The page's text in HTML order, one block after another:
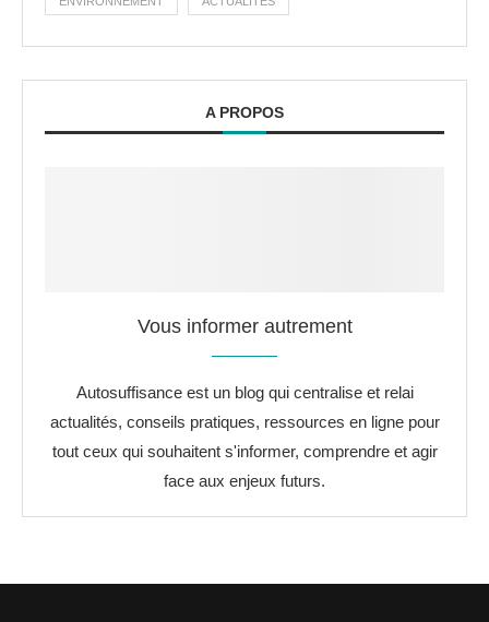
A PROPOS
Vous informer autrement
Autosuffisance est un blog qui centralise et relai
actualités, conseils pratiques, ressources en ligne pour
tout ceux qui souhaitent s'informer, comprendre et agir
face aux enjeux futurs.